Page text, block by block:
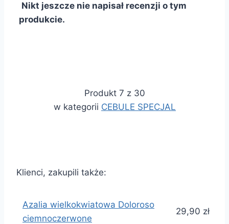
Nikt jeszcze nie napisał recenzji o tym
produkcie.
Produkt 7 z 30
w kategorii CEBULE SPECJAL
Klienci, zakupili także:
Azalia wielkokwiatowa Doloroso
ciemnoczerwone
29,90 zł